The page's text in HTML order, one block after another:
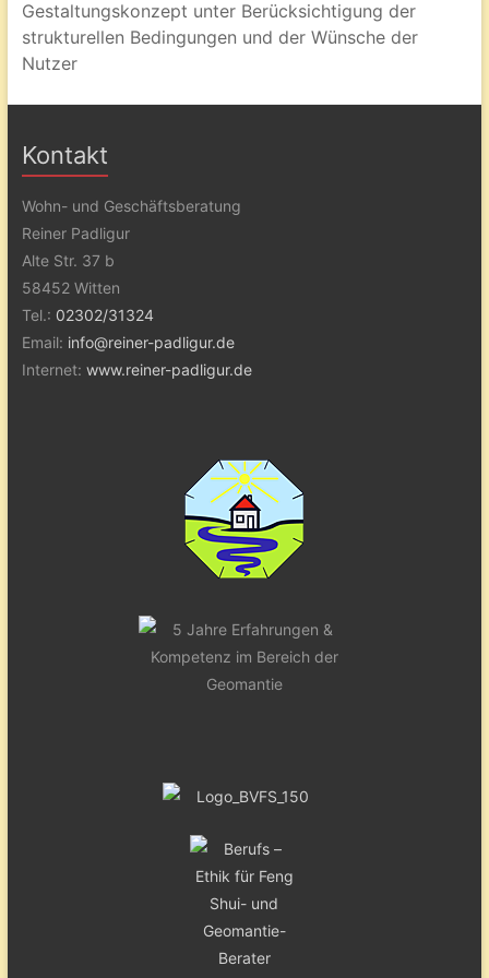
Gestaltungskonzept unter Berücksichtigung der
strukturellen Bedingungen und der Wünsche der
Nutzer
Kontakt
Wohn- und Geschäftsberatung
Reiner Padligur
Alte Str. 37 b
58452 Witten
Tel.: 02302/31324
Email: info@reiner-padligur.de
Internet: www.reiner-padligur.de